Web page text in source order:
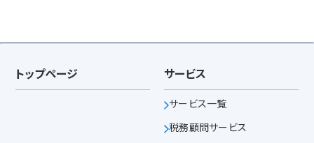
トップページ サービス
サービス一覧
税務顧問サービス